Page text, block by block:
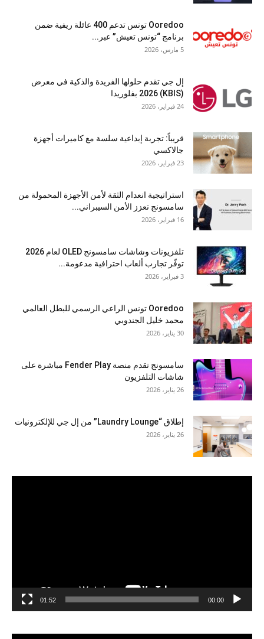
Ooredoo تونس تدعم 400 عائلة ريفية ضمن
برنامج “تونس تعيش” عبر...
5 مارس، 2026
إل جي تقدم حلولها الفريدة والذكية في معرض
(KBIS) 2026 بفلوريدا
24 فبراير، 2026
قريباً: تجربة إبداعية سلسة مع كاميرات أجهزة
جالاكسي
23 فبراير، 2026
استراتيجية انعدام الثقة لأمن الأجهزة المحمولة من
سامسونج تعزز الأمن السيبراني...
16 فبراير، 2026
تلفزيونات وشاشات سامسونج OLED لعام 2026
توفّر تجارب ألعاب احترافية مدعومة...
3 فبراير، 2026
Ooredoo تونس الراعي الرسمي للبطل العالمي
محمد خليل الجندوبي
30 يناير، 2026
سامسونج تقدم منصة Fender Play مباشرة على
شاشات التلفزيون
26 يناير، 2026
إطلاق “Laundry Lounge” من إل جي للإلكترونيات
26 يناير، 2026
00:00
01:52